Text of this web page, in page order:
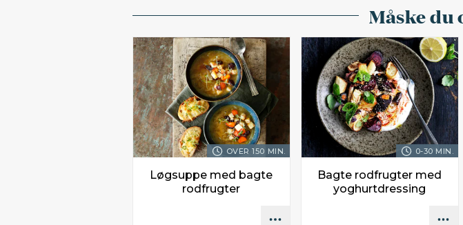
Måske du
OVER 150 MIN.
Løgsuppe med bagte
rodfrugter
0-30 MIN.
Bagte rodfrugter med
yoghurtdressing